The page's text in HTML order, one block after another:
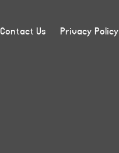
Privacy Policy
Contact Us